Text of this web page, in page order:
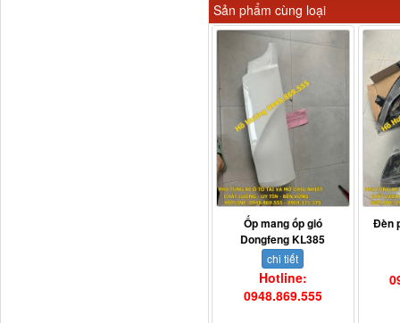
Sản phẩm cùng loại
Ốp mang ốp gió
Dongfeng KL385
chi tiết
Hotline:
0948.869.555
Đèn